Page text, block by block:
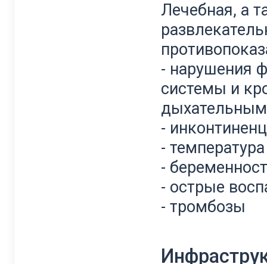
Лечебная, а
- нарушения
системы и
-
- температура
-
- острые
- тромбозы